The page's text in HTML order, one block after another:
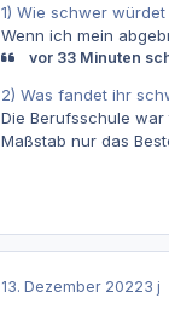
1) Wie schwer
Wenn ich mein
vor 33 Minuten
2) Was fandet ihr
Die Berufsschule
Maßstab nur das
13. Dezember 20223 j